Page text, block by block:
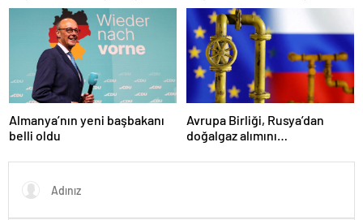
ağırladı
duyuru yapacağız
Almanya’nın yeni başbakanı
belli oldu
Avrupa Birliği, Rusya’dan
doğalgaz alımını